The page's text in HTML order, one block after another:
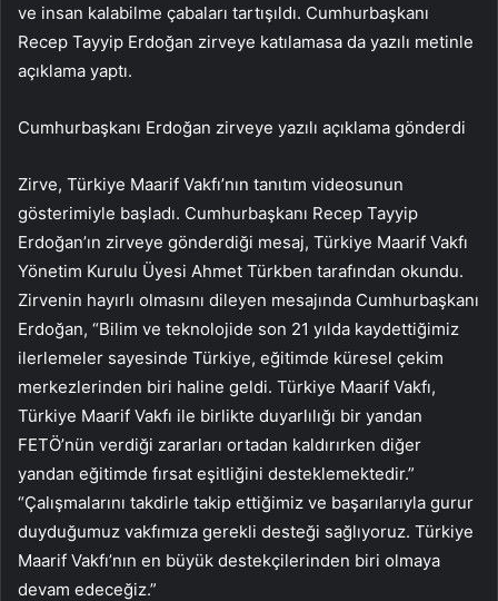
ve insan kalabilme çabaları tartışıldı. Cumhurbaşkanı
Recep Tayyip Erdoğan zirveye katılamasa da yazılı metinle
açıklama yaptı.
Cumhurbaşkanı Erdoğan zirveye yazılı açıklama gönderdi
Zirve, Türkiye Maarif Vakfı’nın tanıtım videosunun
gösterimiyle başladı. Cumhurbaşkanı Recep Tayyip
Erdoğan’ın zirveye gönderdiği mesaj, Türkiye Maarif Vakfı
Yönetim Kurulu Üyesi Ahmet Türkben tarafından okundu.
Zirvenin hayırlı olmasını dileyen mesajında ​​Cumhurbaşkanı
Erdoğan, “Bilim ve teknolojide son 21 yılda kaydettiğimiz
ilerlemeler sayesinde Türkiye, eğitimde küresel çekim
merkezlerinden biri haline geldi. Türkiye Maarif Vakfı,
Türkiye Maarif Vakfı ile birlikte duyarlılığı bir yandan
FETÖ’nün verdiği zararları ortadan kaldırırken diğer
yandan eğitimde fırsat eşitliğini desteklemektedir.”
“Çalışmalarını takdirle takip ettiğimiz ve başarılarıyla gurur
duyduğumuz vakfımıza gerekli desteği sağlıyoruz. Türkiye
Maarif Vakfı’nın en büyük destekçilerinden biri olmaya
devam edeceğiz.”